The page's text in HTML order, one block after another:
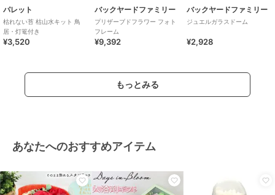
パレット
枯れない苔 枯山水キット 鳥
居・灯篭付き
¥3,520
バックヤードファミリー
プリザーブドフラワー フォト
フレーム
¥9,392
バックヤードファミリー
ジュエルガラスドーム
¥2,928
もっとみる
あなたへのおすすめアイテム